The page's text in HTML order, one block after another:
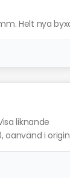
Helt nya
liknande
oanvänd i